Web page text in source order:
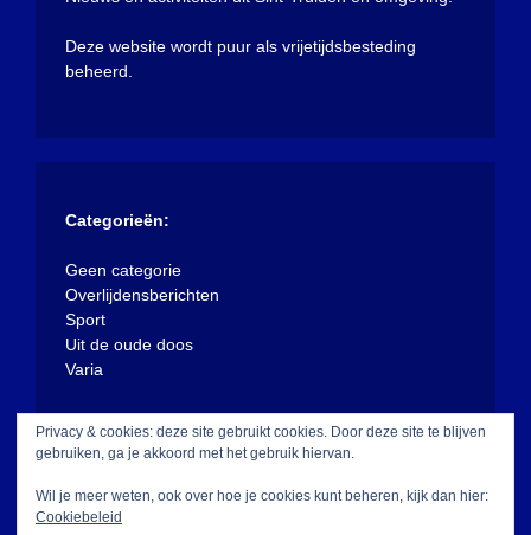
Deze website wordt puur als vrijetijdsbesteding
beheerd.
Categorieën:
Geen categorie
Overlijdensberichten
Sport
Uit de oude doos
Varia
Privacy & cookies: deze site gebruikt cookies. Door deze site te blijven
gebruiken, ga je akkoord met het gebruik hiervan.
Wil je meer weten, ook over hoe je cookies kunt beheren, kijk dan hier:
Cookiebeleid